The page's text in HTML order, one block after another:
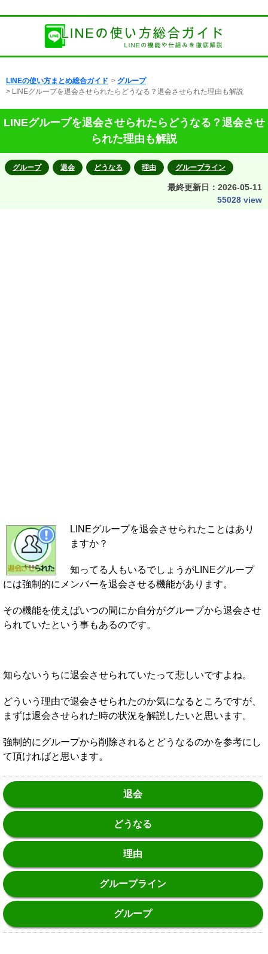
LINEの使い方まとめ総合ガイド > グループ
> LINEグループを退会させられたらどうなる？退会させられた理由も解説
LINEグループを退会させられたらどうなる？退会させ
られた理由も解説
グループ 退会 どうなる 理由 グループライン
最終更新日： 2026-05-11
55028 view
LINEグループを退会させられたことはあり
ますか？
知ってる人もいるでしょうがLINEグループ
には強制的にメンバーを退会させる機能があります。
その機能を使えばいつの間にか自分がグループから退会させ
られていたという事もあるのです。
知らないうちに退会させられていたって悲しいですよね。
どういう理由で退会させられたのか気になるところですが、
まずは退会させられた時の状況を解説したいと思います。
強制的にグループから削除されるとどうなるのかを参考にし
て頂ければと思います。
退会
どうなる
理由
グループライン
グループ